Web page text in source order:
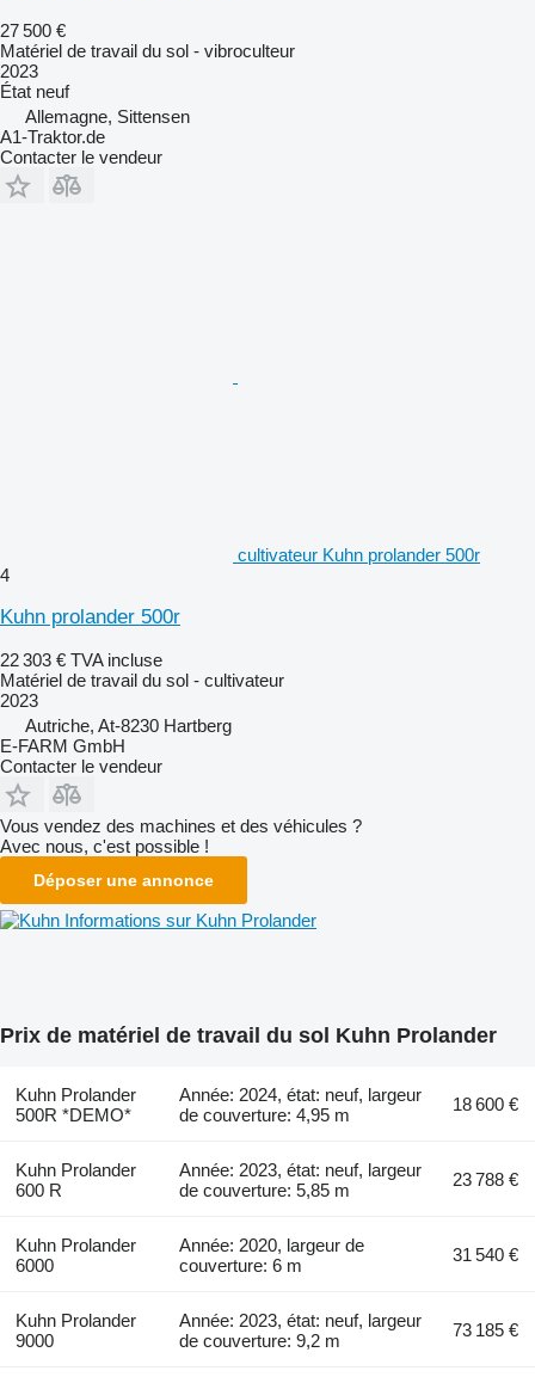
27 500 €
Matériel de travail du sol - vibroculteur
2023
État neuf
Allemagne, Sittensen
A1-Traktor.de
Contacter le vendeur
cultivateur Kuhn prolander 500r
4
Kuhn prolander 500r
22 303 € TVA incluse
Matériel de travail du sol - cultivateur
2023
Autriche, At-8230 Hartberg
E-FARM GmbH
Contacter le vendeur
Vous vendez des machines et des véhicules ?
Avec nous, c'est possible !
Déposer une annonce
Informations sur Kuhn Prolander
Prix de matériel de travail du sol Kuhn Prolander
Kuhn Prolander
500R *DEMO*
Année: 2024, état: neuf, largeur
de couverture: 4,95 m
18 600 €
Kuhn Prolander
600 R
Année: 2023, état: neuf, largeur
de couverture: 5,85 m
23 788 €
Kuhn Prolander
6000
Année: 2020, largeur de
couverture: 6 m
31 540 €
Kuhn Prolander
9000
Année: 2023, état: neuf, largeur
de couverture: 9,2 m
73 185 €